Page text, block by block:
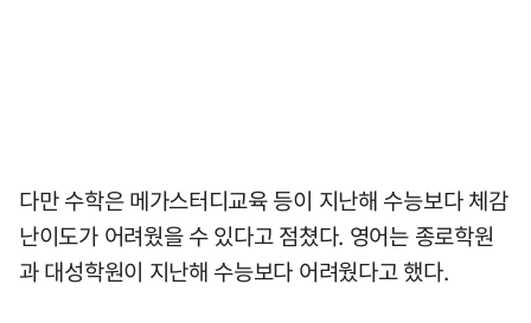
다만 수학은 메가스터디교육 등이 지난해 수능보다 체감
난이도가 어려웠을 수 있다고 점쳤다. 영어는 종로학원
과 대성학원이 지난해 수능보다 어려웠다고 했다.